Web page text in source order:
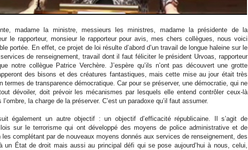
madame la ministre, messieurs les ministres, madame la présidente de la
le rapporteur, monsieur le rapporteur pour avis, mes chers collègues, nous voici
portée. En effet, ce projet de loi résulte d’abord d’un travail de longue haleine sur le
de renseignement, travail dont il faut féliciter le président Urvoas, rapporteur
notre collègue Patrice Verchère. J’espère qu’ils n’ont pas découvert une grotte
des bisons et des créatures fantastiques, mais cette mise au jour était très
termes de transparence démocratique. Car pour se préserver, une démocratie, qui ne
dévoiler, doit prévoir les mécanismes par lesquels elle entend contrôler ceux-là
la charge de la préserver. C’est un paradoxe qu’il faut assumer.
également un autre objectif : un objectif d’efficacité républicaine. Il s’agit de
sur le terrorisme qui ont développé des moyens de police administrative et de
les complétant par de nouveaux moyens donnés aux services de renseignement, des
un État de droit mais aussi au principal défi qui se pose aujourd’hui à nous, celui,